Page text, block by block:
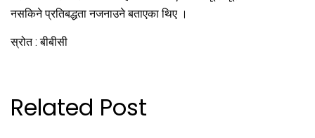
नसकिने प्रतिबद्धता नजनाउने बताएका थिए ।
स्रोत : बीबीसी
Related Post